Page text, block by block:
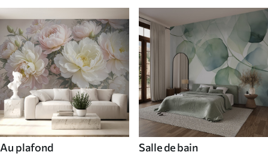
Au plafond Salle de bain